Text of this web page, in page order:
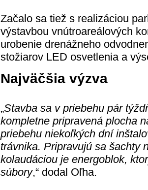
Začalo sa tiež s realizáciou
výstavbou vnútroareálových
urobenie drenážneho
stožiarov LED osvetlenia a
Najväčšia výzva
„Stavba sa v priebehu pár
kompletne pripravená plocha
priebehu niekoľkých dní
trávnika. Pripravujú sa šachty
kolaudáciou je energoblok,
súbory,“ dodal Oľha.